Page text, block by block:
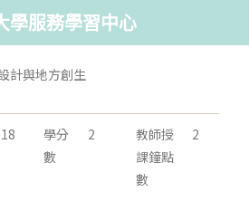
計與地方創生
學分
數
2
教師授
課鐘點
數
2
學服務學習中心